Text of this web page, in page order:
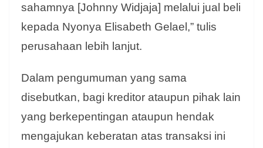
sahamnya [Johnny Widjaja] melalui jual beli
kepada Nyonya Elisabeth Gelael,” tulis
perusahaan lebih lanjut.
Dalam pengumuman yang sama
disebutkan, bagi kreditor ataupun pihak lain
yang berkepentingan ataupun hendak
mengajukan keberatan atas transaksi ini